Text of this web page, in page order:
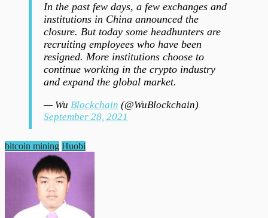
In the past few days, a few exchanges and
institutions in China announced the
closure. But today some headhunters are
recruiting employees who have been
resigned. More institutions choose to
continue working in the crypto industry
and expand the global market.
— Wu Blockchain (@WuBlockchain)
September 28, 2021
bitcoin mining Huobi